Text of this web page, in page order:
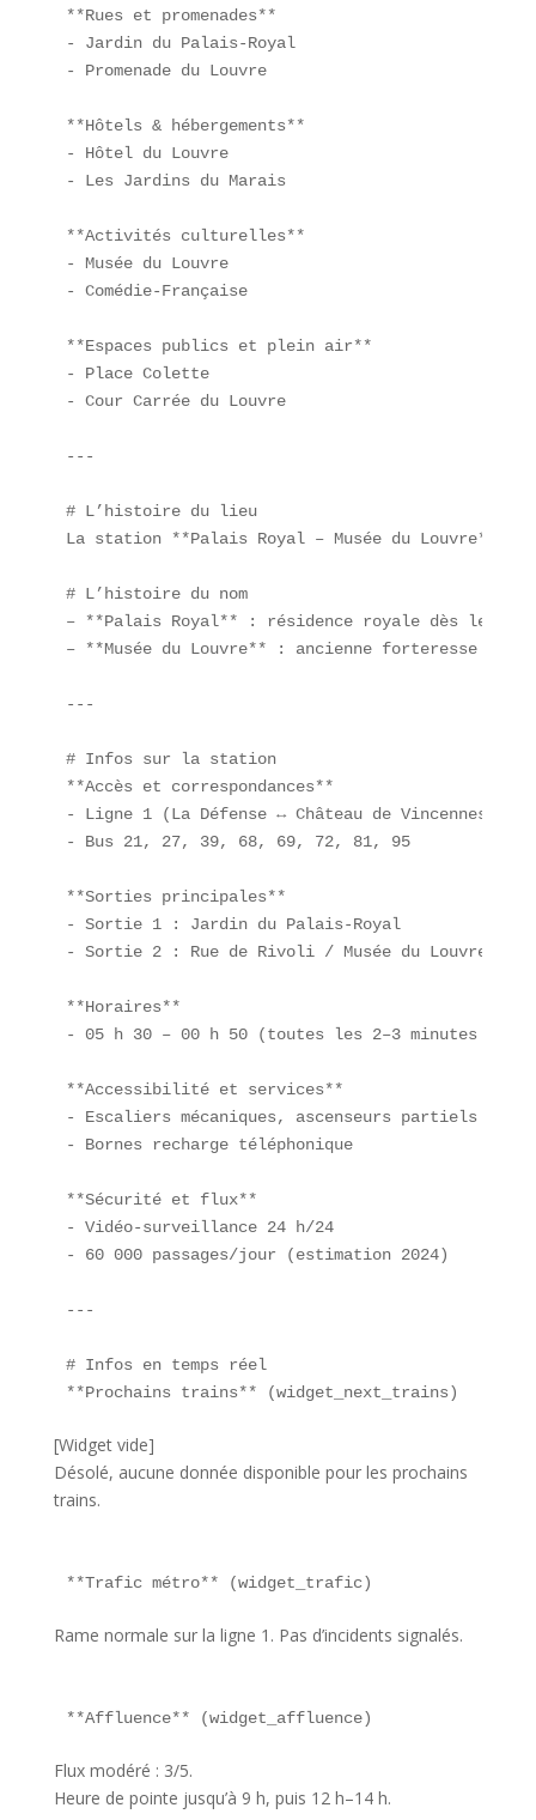
**Rues et promenades**
- Jardin du Palais-Royal
- Promenade du Louvre
**Hôtels & hébergements**
- Hôtel du Louvre
- Les Jardins du Marais
**Activités culturelles**
- Musée du Louvre
- Comédie-Française
**Espaces publics et plein air**
- Place Colette
- Cour Carrée du Louvre
---
# L’histoire du lieu
La station **Palais Royal – Musée du Louvre**
# L’histoire du nom
– **Palais Royal** : résidence royale dès le
– **Musée du Louvre** : ancienne forteresse
---
# Infos sur la station
**Accès et correspondances**
- Ligne 1 (La Défense ↔ Château de Vincennes)
- Bus 21, 27, 39, 68, 69, 72, 81, 95
**Sorties principales**
- Sortie 1 : Jardin du Palais-Royal
- Sortie 2 : Rue de Rivoli / Musée du Louvre
**Horaires**
- 05 h 30 – 00 h 50 (toutes les 2–3 minutes
**Accessibilité et services**
- Escaliers mécaniques, ascenseurs partiels
- Bornes recharge téléphonique
**Sécurité et flux**
- Vidéo-surveillance 24 h/24
- 60 000 passages/jour (estimation 2024)
---
# Infos en temps réel
**Prochains trains** (widget_next_trains)
[Widget vide]
Désolé, aucune donnée disponible pour les prochains
trains.
**Trafic métro** (widget_trafic)
Rame normale sur la ligne 1. Pas d’incidents signalés.
**Affluence** (widget_affluence)
Flux modéré : 3/5.
Heure de pointe jusqu’à 9 h, puis 12 h–14 h.